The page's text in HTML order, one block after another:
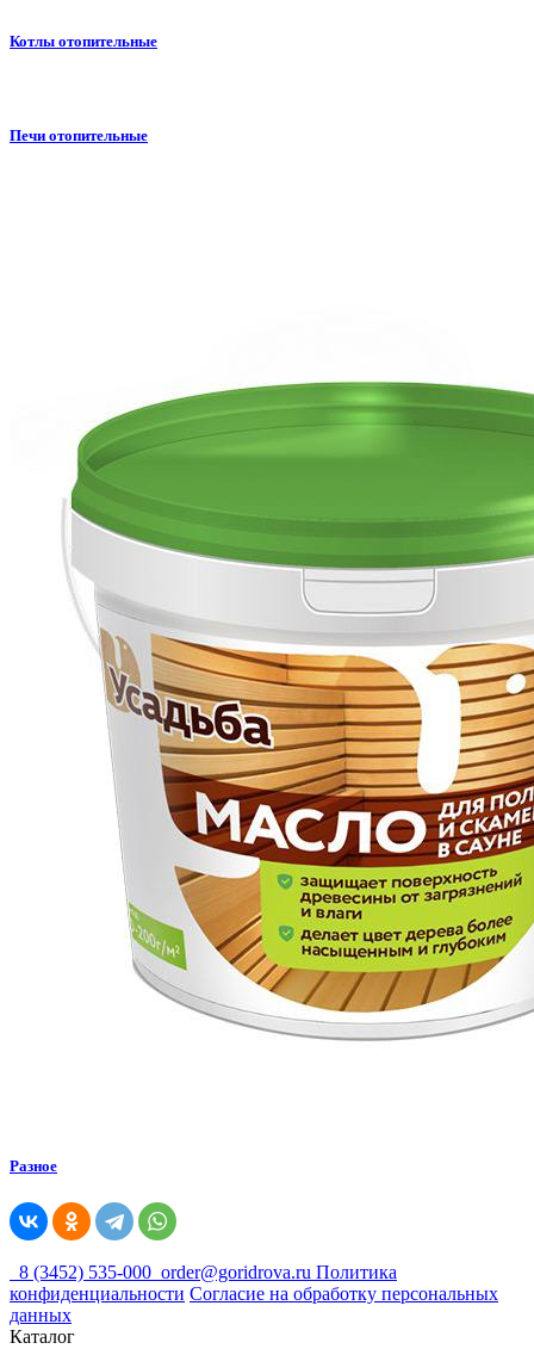
Котлы отопительные
Печи отопительные
Разное
8 (3452) 535-000 order@goridrova.ru Политика
конфиденциальности Согласие на обработку персональных
данных
Каталог